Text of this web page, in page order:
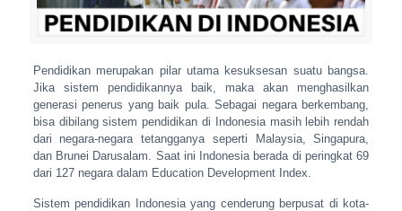
Pendidikan merupakan pilar utama kesuksesan suatu bangsa.
Jika sistem pendidikannya baik, maka akan menghasilkan
generasi penerus yang baik pula. Sebagai negara berkembang,
bisa dibilang sistem pendidikan di Indonesia masih lebih rendah
dari negara-negara tetangganya seperti Malaysia, Singapura,
dan Brunei Darusalam. Saat ini Indonesia berada di peringkat 69
dari 127 negara dalam Education Development Index.
Sistem pendidikan Indonesia yang cenderung berpusat di kota-